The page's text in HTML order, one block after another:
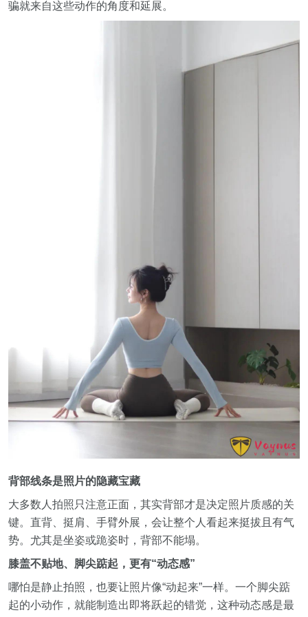
骗就来自这些动作的角度和延展。
背部线条是照片的隐藏宝藏
大多数人拍照只注意正面，其实背部才是决定照片质感的关
键。直背、挺肩、手臂外展，会让整个人看起来挺拔且有气
势。尤其是坐姿或跪姿时，背部不能塌。
膝盖不贴地、脚尖踮起，更有“动态感”
哪怕是静止拍照，也要让照片像“动起来”一样。一个脚尖踮
起的小动作，就能制造出即将跃起的错觉，这种动态感是最